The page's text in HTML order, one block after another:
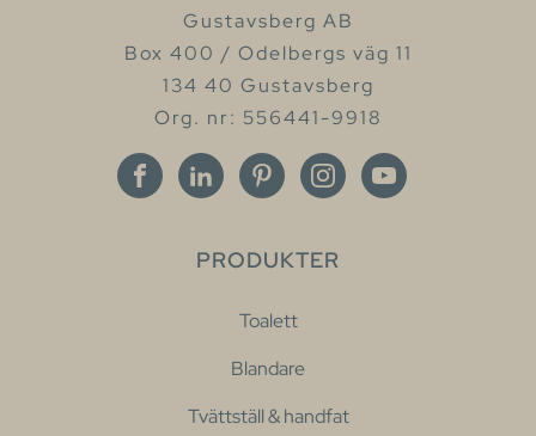
Gustavsberg AB
Box 400 / Odelbergs väg 11
134 40 Gustavsberg
Org. nr: 556441-9918
PRODUKTER
Toalett
Blandare
Tvättställ & handfat